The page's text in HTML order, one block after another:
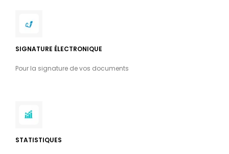
SIGNATURE ÉLECTRONIQUE
Pour la signature de vos documents
STATISTIQUES